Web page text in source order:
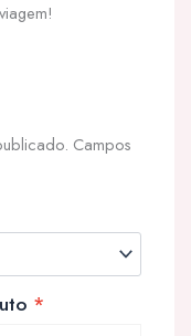
Campos
*